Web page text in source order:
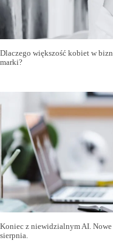
Dlaczego większość kobiet w
marki?
Koniec z niewidzialnym AI.
sierpnia.